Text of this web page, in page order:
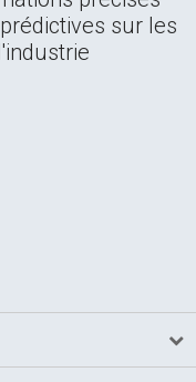
sur les